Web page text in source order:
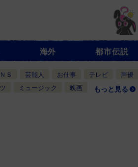
海外 都市伝説
Ｓ 芸能人 お仕事 テレビ 声優
ミュージック 映画 もっと見る